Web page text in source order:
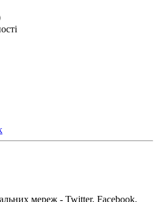
мереж - Twitter, Facebook,